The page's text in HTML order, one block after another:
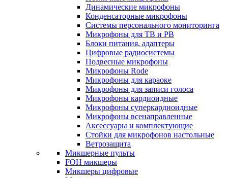
Динамические микрофоны
Конденсаторные микрофоны
Системы персонального мониторинга
Микрофоны для ТВ и РВ
Блоки питания, адаптеры
Цифровые радиосистемы
Подвесные микрофоны
Микрофоны Rode
Микрофоны для караоке
Микрофоны для записи голоса
Микрофоны кардиоидные
Микрофоны суперкардиоидные
Микрофоны всенаправленные
Аксессуары и комплектующие
Стойки для микрофонов настольные
Ветрозащита
Микшерные пульты
FOH микшеры
Микшеры цифровые